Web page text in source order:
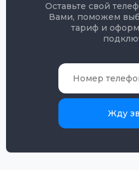
Оставьте свой
Вами, поможем
тариф и
Жду